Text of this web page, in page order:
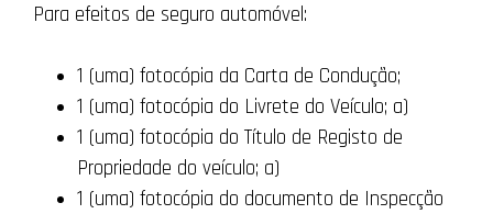
Para efeitos de seguro automóvel:
1 (uma) fotocópia da Carta de Condução;
1 (uma) fotocópia do Livrete do Veículo; a)
1 (uma) fotocópia do Título de Registo de
Propriedade do veículo; a)
1 (uma) fotocópia do documento de Inspecção